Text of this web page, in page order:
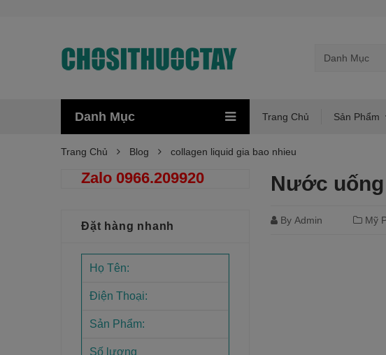
Danh Mục Trang Chủ Sản Phẩm
Trang Chủ Blog collagen liquid gia bao nhieu
Nước
By Admin Mỹ
Zalo 0966.209920
Đặt hàng nhanh